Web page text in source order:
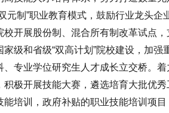
元制”职业教育模式，鼓励行业龙头企
校开展股份制、混合所有制改革试点
级和省级“双高计划”院校建设，加强
、专业学位研究生人才成长立交桥。
积极开展技能大赛，遴选培育大批优
能培训，政府补贴的职业技能培训项